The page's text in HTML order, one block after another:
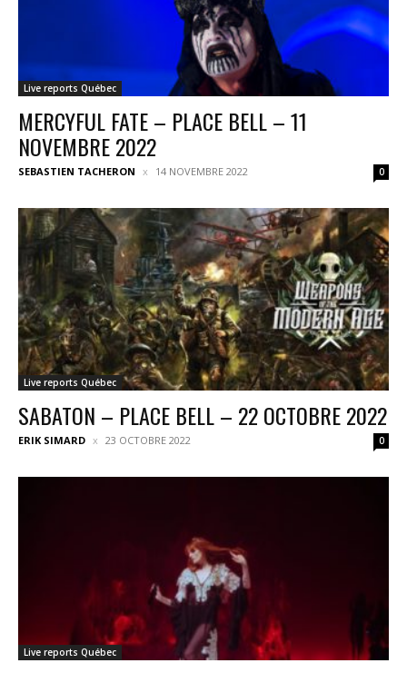
Live reports Québec
MERCYFUL FATE – PLACE BELL – 11
NOVEMBRE 2022
SEBASTIEN TACHERON 14 NOVEMBRE 2022 0
Live reports Québec
SABATON – PLACE BELL – 22 OCTOBRE 2022
ERIK SIMARD 23 OCTOBRE 2022 0
Live reports Québec